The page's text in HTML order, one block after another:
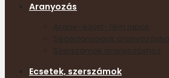
Aranyozás
Arany- ezüst- fém lapok
Segédanyagok aranyozáshoz
Szerszámok aranyozáshoz
Ecsetek, szerszámok